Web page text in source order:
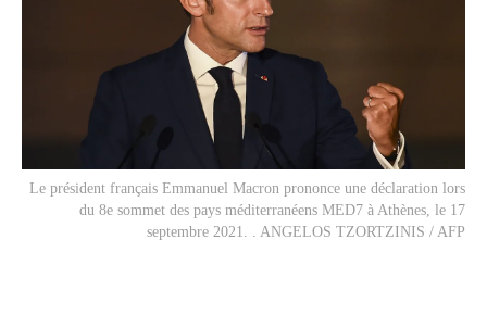
Le président français Emmanuel Macron prononce une déclaration lors
du 8e sommet des pays méditerranéens MED7 à Athènes, le 17
septembre 2021. . ANGELOS TZORTZINIS / AFP